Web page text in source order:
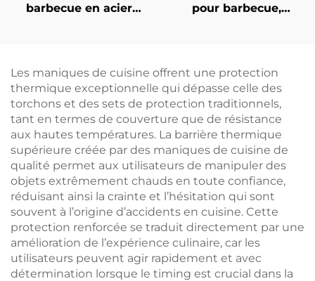
barbecue en acier
la cuisson de viandes
et de poissons, avec
grille rotative pour
usage domestique
pour barbecue,
domestique et en
cuisine, idéal pour
effilocher du porc, du
bœuf ou du poulet ;
durable et
respectueux de
l'environnement
Les maniques de cuisine offrent une protection
thermique exceptionnelle qui dépasse celle des
torchons et des sets de protection traditionnels,
tant en termes de couverture que de résistance
aux hautes températures. La barrière thermique
supérieure créée par des maniques de cuisine de
qualité permet aux utilisateurs de manipuler des
objets extrêmement chauds en toute confiance,
réduisant ainsi la crainte et l’hésitation qui sont
souvent à l’origine d’accidents en cuisine. Cette
protection renforcée se traduit directement par une
amélioration de l’expérience culinaire, car les
utilisateurs peuvent agir rapidement et avec
détermination lorsque le timing est crucial dans la